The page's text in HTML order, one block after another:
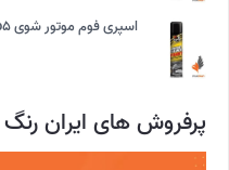
اسپری فوم موتور شوی Gp5 گل پخش
پرفروش های ایران رنگ